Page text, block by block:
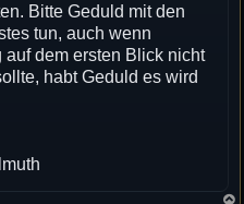
Bitte Geduld mit den
tun, auch wenn
dem ersten Blick nicht
habt Geduld es wird